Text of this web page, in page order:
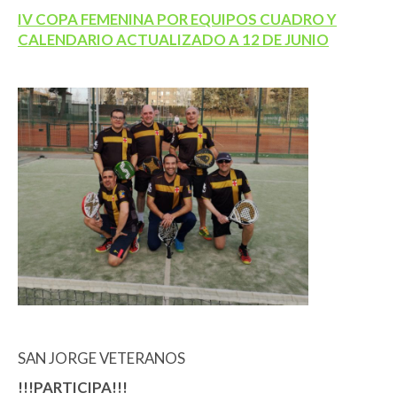
IV COPA FEMENINA POR EQUIPOS CUADRO Y
CALENDARIO ACTUALIZADO A 12 DE JUNIO
SAN JORGE VETERANOS
!!!PARTICIPA!!!